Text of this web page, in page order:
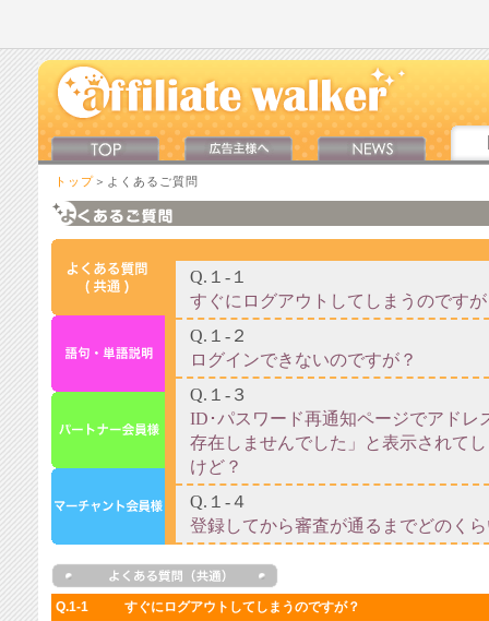
トップ ＞よくあるご質問
Q.1-1 すぐにログアウトしてしまうのですが？